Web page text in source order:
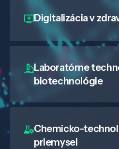
Digitalizáciav
Laboratórne
biotechnológie
Chemicko-
priemysel